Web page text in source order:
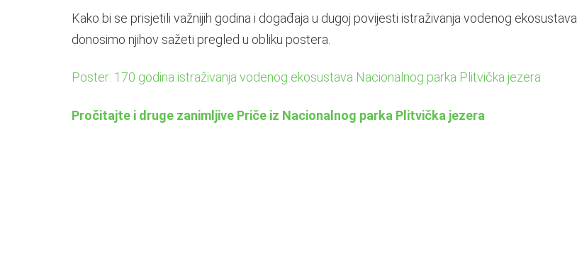
Kako bi se prisjetili važnijih godina i događaja u dugoj povijesti istraživanja vodenog ekosustava
donosimo njihov sažeti pregled u obliku postera.
Poster: 170 godina istraživanja vodenog ekosustava Nacionalnog parka Plitvička jezera
Pročitajte i druge zanimljive Priče iz Nacionalnog parka Plitvička jezera